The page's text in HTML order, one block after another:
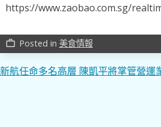
https://www.zaobao.com.sg/
work_outline Posted in 美食情報
文
新航任命多名高層 陳凱平將掌管營運